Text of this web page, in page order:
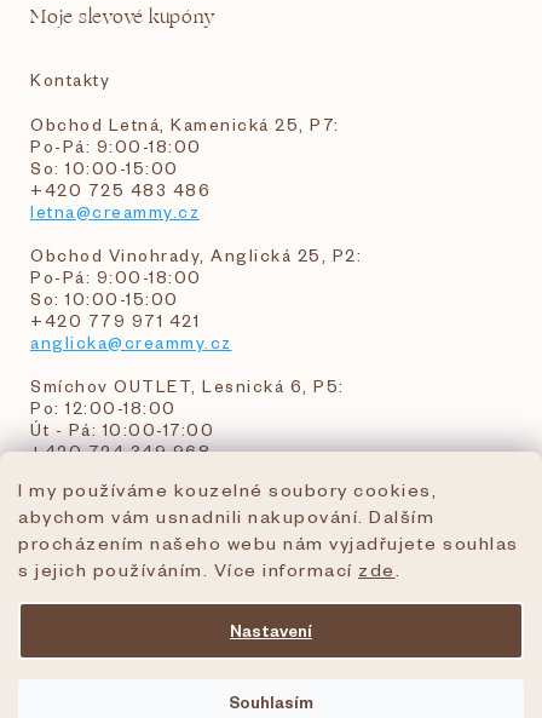
I my používáme kouzelné soubory cookies,
abychom vám usnadnili nakupování. Dalším
procházením našeho webu nám vyjadřujete souhlas
s jejich používáním. Více informací zde
Nastavení
Souhlasím
Moje slevové kupóny
Kontakty
Obchod Letná, Kamenická 25, P7:
Po-Pá: 9:00-18:00
So: 10:00-15:00
+420 725 483 486
letna@creammy.cz
Obchod Vinohrady, Anglická 25, P2:
Po-Pá: 9:00-18:00
So: 10:00-15:00
+420 779 971 421
anglicka@creammy.cz
Smíchov OUTLET, Lesnická 6, P5:
Po: 12:00-18:00
Út - Pá: 10:00-17:00
+420 724 349 968
objednavky@creammy.cz
tel:+420 724 349 968
creammy.cz